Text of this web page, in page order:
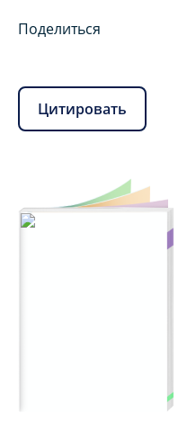
Поделиться
Цитировать